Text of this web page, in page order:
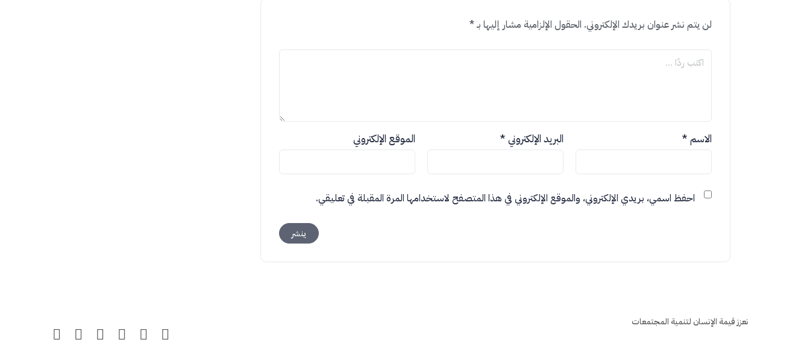
لن يتم نشر عنوان بريدك الإلكتروني. الحقول الإلزامية مشار إليها بـ*
الاسم * البريد الإلكتروني * الموقع الإلكتروني
احفظ اسمي، بريدي الإلكتروني، والموقع الإلكتروني في هذا المتصفح لاستخدامها المرة المقبلة في تعليقي.
نعزز قيمة الإنسان لتنمية المجتمعات